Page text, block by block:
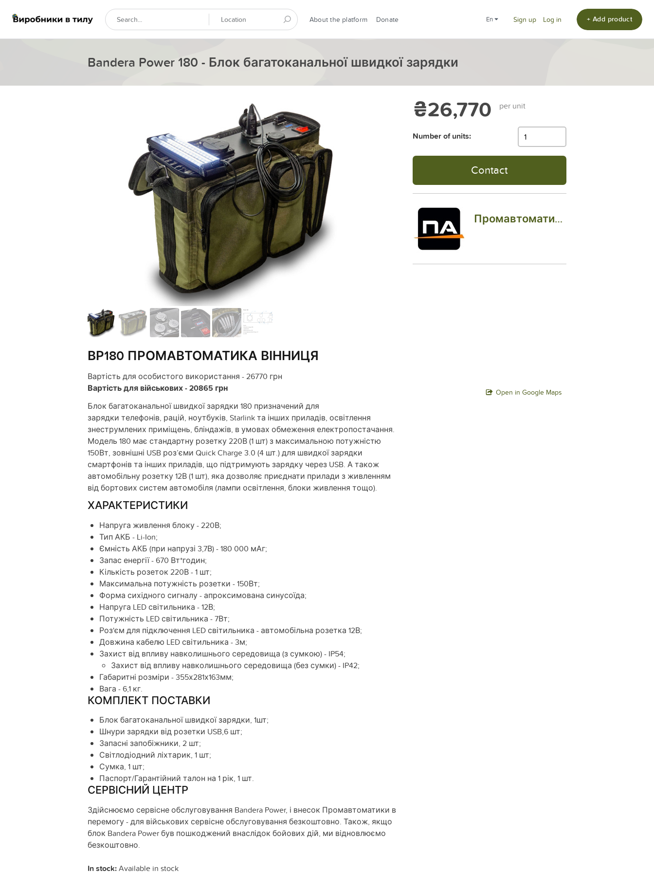
About the platform Donate en Sign up Log in + Add product
Bandera Power 180 - Блок багатоканальної швидкої зарядки
ВР180 ПРОМАВТОМАТИКА ВІННИЦЯ
Вартість для особистого використання - 26770 грн
Вартість для військових - 20865 грн
Блок багатоканальної швидкої зарядки 180 призначений для
зарядки телефонів, рацій, ноутбуків, Starlink та інших приладів, освітлення
знеструмлених приміщень, бліндажів, в умовах обмеження електропостачання.
Модель 180 має стандартну розетку 220В (1 шт) з максимальною потужністю
150Вт, зовнішні USB роз’єми Quick Charge 3.0 (4 шт.) для швидкої зарядки
смартфонів та інших приладів, що підтримують зарядку через USB. А також
автомобільну розетку 12В (1 шт), яка дозволяє приєднати прилади з живленням
від бортових систем автомобіля (лампи освітлення, блоки живлення тощо).
ХАРАКТЕРИСТИКИ
Напруга живлення блоку - 220В;
Тип АКБ - Li-Ion;
Ємність АКБ (при напрузі 3,7В) - 180 000 мАг;
Запас енергії - 670 Вт*годин;
Кількість розеток 220В - 1 шт;
Максимальна потужність розетки - 150Вт;
Форма сихідного сигналу - апроксимована синусоїда;
Напруга LED світильника - 12В;
Потужність LED світильника - 7Вт;
Роз'єм для підключення LED світильника - автомобільна розетка 12В;
Довжина кабелю LED світильника - 3м;
Захист від впливу навколишнього середовища (з сумкою) - IP54;
Захист від впливу навколишнього середовища (без сумки) - IP42;
Габаритні розміри - 355х281х163мм;
Вага - 6,1 кг.
КОМПЛЕКТ ПОСТАВКИ
Блок багатоканальної швидкої зарядки, 1шт;
Шнури зарядки від розетки USB,6 шт;
Запасні запобіжники, 2 шт;
Світлодіодний ліхтарик, 1 шт;
Сумка, 1 шт;
Паспорт/Гарантійний талон на 1 рік, 1 шт.
СЕРВІСНИЙ ЦЕНТР
Здійснюємо сервісне обслуговування Bandera Power, і внесок Промавтоматики в
перемогу - для військових сервісне обслуговування безкоштовно. Також, якщо
блок Bandera Power був пошкоджений внаслідок бойових дій, ми відновлюємо
безкоштовно.
In stock:Available in stock
₴26,770 per unit
Number of units:
Contact
Промавтоматика Вінниця
Open in Google Maps